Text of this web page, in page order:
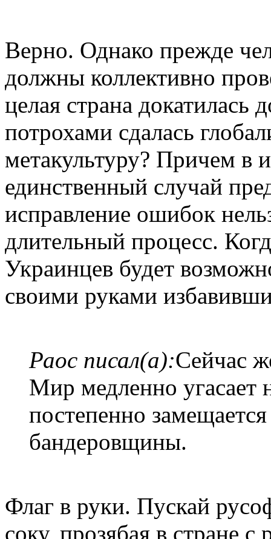
Верно. Однако прежде
должны коллективно
целая страна докатилась
потрохами сдалась
метакультуру? Причем в
единственный случай
исправление ошибок
длительный процесс.
Украинцев будет
своими руками
Раос писал(а):Сейчас
Мир медленно угасает
постепенно
бандеровщины.
Флаг в руки. Пускай
соку, прозябая в стране